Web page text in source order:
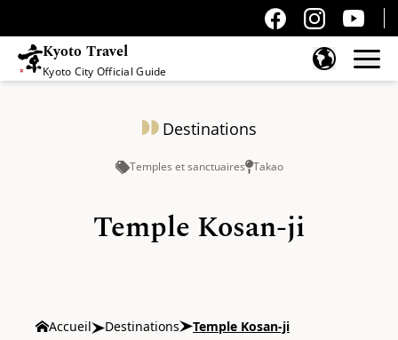
Kyoto Travel
Kyoto City Official Guide
Destinations
Temples et sanctuaires Takao
Temple Kosan-ji
Accueil Destinations Temple Kosan-ji